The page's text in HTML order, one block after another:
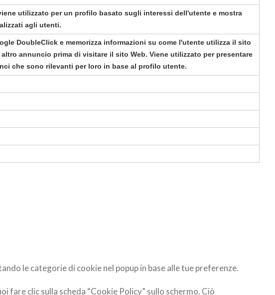
utilizzato per un profilo basato sugli interessi dell'utente e mostra
agli utenti.
DoubleClick e memorizza informazioni su come l'utente utilizza il sito
annuncio prima di visitare il sito Web. Viene utilizzato per presentare
che sono rilevanti per loro in base al profilo utente.
le categorie di cookie nel popup in base alle tue preferenze.
fare clic sulla scheda “Cookie Policy” sullo schermo. Ciò